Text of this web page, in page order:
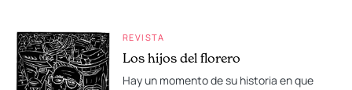
REVISTA
Los hijos del florero
Hay un momento de su historia en que